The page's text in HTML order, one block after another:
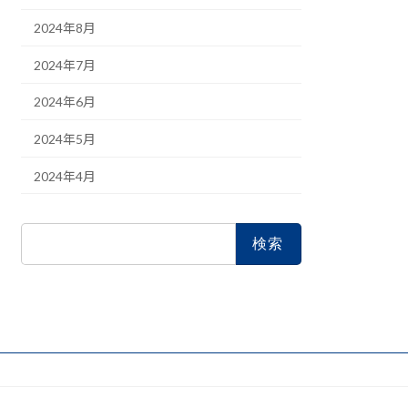
2024年8月
2024年7月
2024年6月
2024年5月
2024年4月